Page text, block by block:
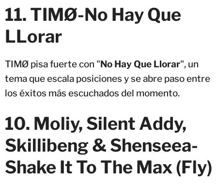
11. TIMØ-No Hay Que
LLorar
TIMØ pisa fuerte con "No Hay Que Llorar", un
tema que escala posiciones y se abre paso entre
los éxitos más escuchados del momento.
10. Moliy, Silent Addy,
Skillibeng & Shenseea-
Shake It To The Max (Fly)